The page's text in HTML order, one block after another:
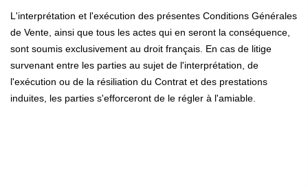
L'interprétation et l'exécution des présentes Conditions Générales
de Vente, ainsi que tous les actes qui en seront la conséquence,
sont soumis exclusivement au droit français. En cas de litige
survenant entre les parties au sujet de l'interprétation, de
l'exécution ou de la résiliation du Contrat et des prestations
induites, les parties s'efforceront de le régler à l'amiable.